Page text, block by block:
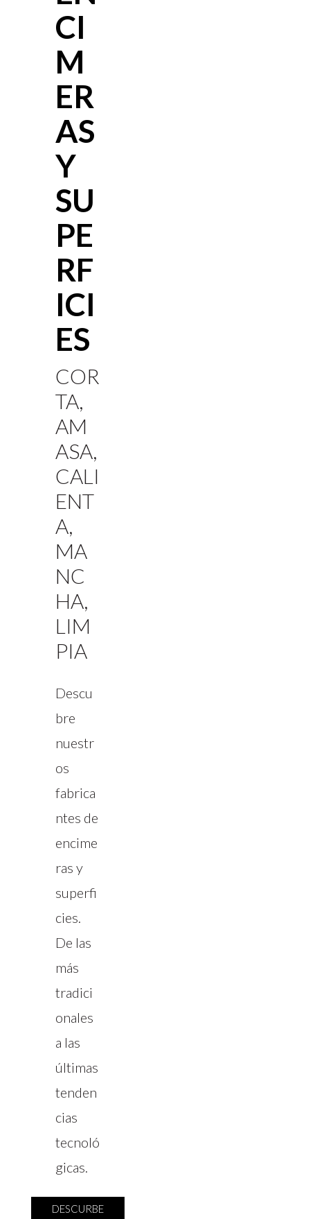
CI
M
ER
AS
Y
SU
PE
RF
ICI
ES
COR
TA,
AM
ASA,
CALI
ENT
A,
MA
NC
HA,
LIM
PIA
Descu
bre
nuestr
os
fabrica
ntes de
encime
ras y
superfi
cies.
De las
más
tradici
onales
a las
últimas
tenden
cias
tecnoló
gicas.
DESCURBE